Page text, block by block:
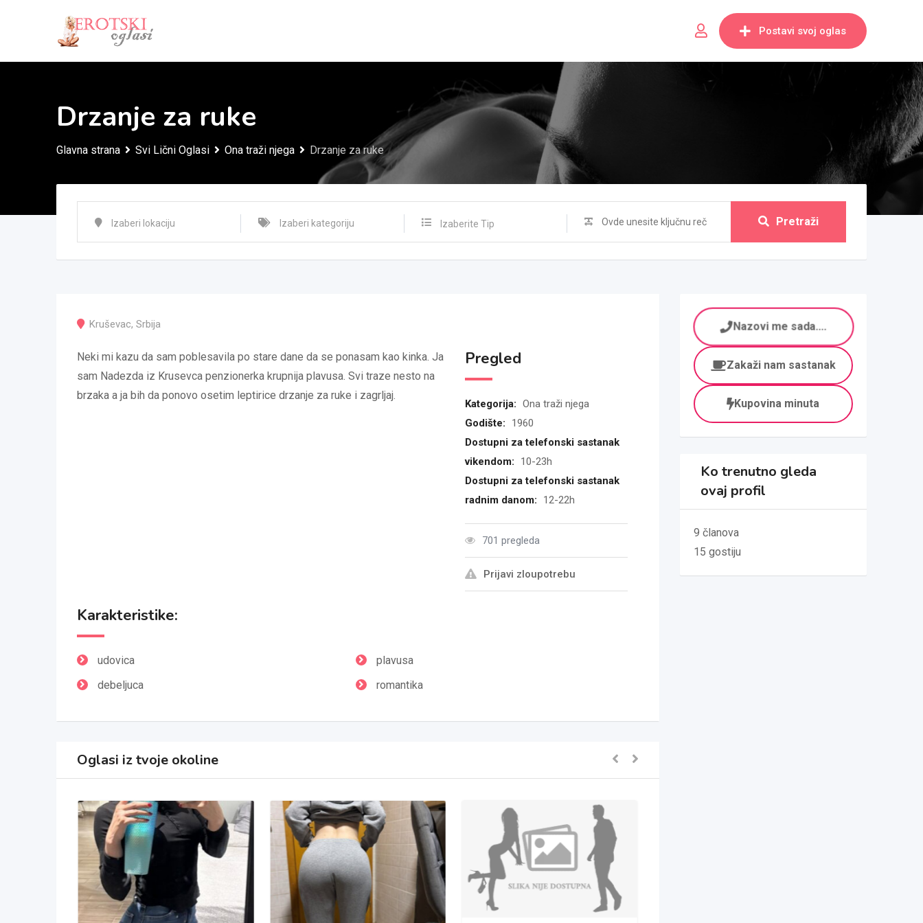
Postavi svoj oglas
Drzanje za ruke
Glavna strana Svi Lični Oglasi Ona traži njega Drzanje za ruke
Izaberite Tip Pretraži
Kruševac, Srbija
Neki mi kazu da sam poblesavila po stare dane da se ponasam kao kinka. Ja
sam Nadezda iz Krusevca penzionerka krupnija plavusa. Svi traze nesto na
brzaka a ja bih da ponovo osetim leptirice drzanje za ruke i zagrljaj.
Pregled
Kategorija: Ona traži njega
Godište:
1960
Dostupni za telefonski sastanak
vikendom:
10-23h
Dostupni za telefonski sastanak
radnim danom:
12-22h
701 pregleda
Prijavi zloupotrebu
Karakteristike:
udovica
plavusa
debeljuca
romantika
Oglasi iz tvoje okoline
Nazovi me sada....
Zakaži nam sastanak
Kupovina minuta
Ko trenutno gleda
ovaj profil
9 članova
15 gostiju